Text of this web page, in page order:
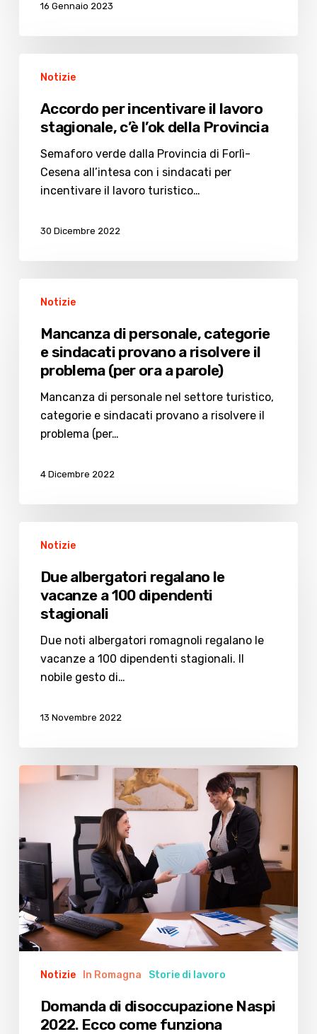
16 Gennaio 2023
lavoro
stagionale,
Provincia
Notizie
Accordo per incentivare il lavoro
stagionale, c’è l’ok della Provincia
Semaforo verde dalla Provincia di Forlì-
Cesena all’intesa con i sindacati per
incentivare il lavoro turistico…
30 Dicembre 2022
categorie
sindacati
provano
risolvere
problema
parole)
Notizie
Mancanza di personale, categorie
e sindacati provano a risolvere il
problema (per ora a parole)
Mancanza di personale nel settore turistico,
categorie e sindacati provano a risolvere il
problema (per…
4 Dicembre 2022
albergatori
vacanze
dipendenti
stagionali
Notizie
Due albergatori regalano le
vacanze a 100 dipendenti
stagionali
Due noti albergatori romagnoli regalano le
vacanze a 100 dipendenti stagionali. Il
nobile gesto di…
13 Novembre 2022
Domanda
2022.
Ecco
come
funziona
Notizie In Romagna Storie di lavoro
Domanda di disoccupazione Naspi
2022. Ecco come funziona